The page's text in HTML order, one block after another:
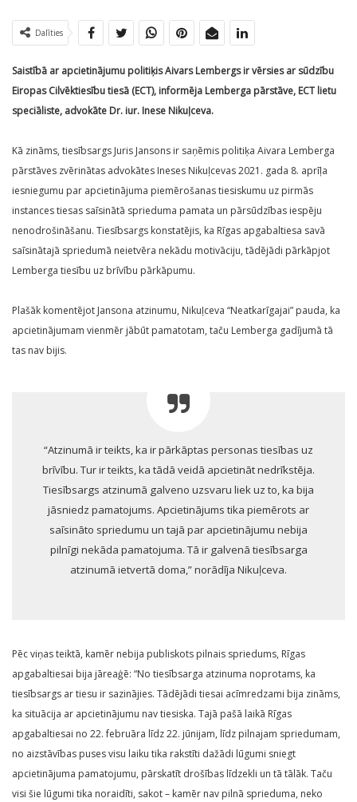
Dalīties
Saistībā ar apcietinājumu politiķis Aivars Lembergs ir vērsies ar sūdzību
Eiropas Cilvēktiesību tiesā (ECT), informēja Lemberga pārstāve, ECT lietu
speciāliste, advokāte Dr. iur. Inese Nikuļceva.
Kā zināms, tiesībsargs Juris Jansons ir saņēmis politiķa Aivara Lemberga
pārstāves zvērinātas advokātes Ineses Nikuļcevas 2021. gada 8. aprīļa
iesniegumu par apcietinājuma piemērošanas tiesiskumu uz pirmās
instances tiesas saīsinātā sprieduma pamata un pārsūdzības iespēju
nenodrošināšanu. Tiesībsargs konstatējis, ka Rīgas apgabaltiesa savā
saīsinātajā spriedumā neietvēra nekādu motivāciju, tādējādi pārkāpjot
Lemberga tiesību uz brīvību pārkāpumu.
Plašāk komentējot Jansona atzinumu, Nikuļceva “Neatkarīgajai” pauda, ka
apcietinājumam vienmēr jābūt pamatotam, taču Lemberga gadījumā tā
tas nav bijis.
“Atzinumā ir teikts, ka ir pārkāptas personas tiesības uz
brīvību. Tur ir teikts, ka tādā veidā apcietināt nedrīkstēja.
Tiesībsargs atzinumā galveno uzsvaru liek uz to, ka bija
jāsniedz pamatojums. Apcietinājums tika piemērots ar
saīsināto spriedumu un tajā par apcietinājumu nebija
pilnīgi nekāda pamatojuma. Tā ir galvenā tiesībsarga
atzinumā ietvertā doma,” norādīja Nikuļceva.
Pēc viņas teiktā, kamēr nebija publiskots pilnais spriedums, Rīgas
apgabaltiesai bija jāreaģē: “No tiesībsarga atzinuma noprotams, ka
tiesībsargs ar tiesu ir sazinājies. Tādējādi tiesai acīmredzami bija zināms,
ka situācija ar apcietinājumu nav tiesiska. Tajā pašā laikā Rīgas
apgabaltiesai no 22. februāra līdz 22. jūnijam, līdz pilnajam spriedumam,
no aizstāvības puses visu laiku tika rakstīti dažādi lūgumi sniegt
apcietinājuma pamatojumu, pārskatīt drošības līdzekli un tā tālāk. Taču
visi šie lūgumi tika noraidīti, sakot – kamēr nav pilnā sprieduma, neko